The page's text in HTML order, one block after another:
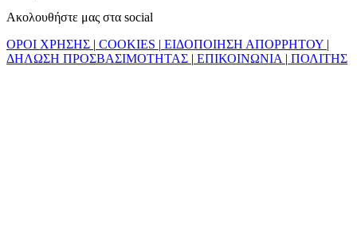
Ακολουθήστε μας στα social
ΟΡΟΙ ΧΡΗΣΗΣ | COOKIES | ΕΙΔΟΠΟΙΗΣΗ ΑΠΟΡΡΗΤΟΥ |
ΔΗΛΩΣΗ ΠΡΟΣΒΑΣΙΜΟΤΗΤΑΣ | ΕΠΙΚΟΙΝΩΝΙΑ | ΠΟΛΙΤΗΣ